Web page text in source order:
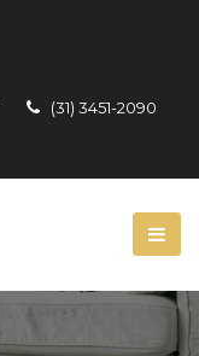
(31) 3451-2090